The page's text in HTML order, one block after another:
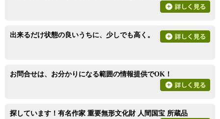
出来るだけ状態の良いうちに、少しでも高く。
お問合せは、お分かりになる範囲の情報提供でOK！
探しています！有名作家 重要無形文化財 人間国宝 所蔵品